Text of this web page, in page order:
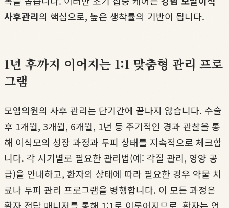
사후관리의 핵심으로, 높은 생착률의 기반이 됩니다.
1년 후까지 이어지는 1:1 맞춤형 관리 프로
그램
모엠의원의 사후 관리는 단기간에 끝나지 않습니다. 수술
후 1개월, 3개월, 6개월, 1년 등 주기적인 경과 관찰을 통
해 이식모의 성장 과정과 두피 상태를 지속적으로 체크합
니다. 각 시기별로 필요한 관리법(예: 각질 관리, 영양 공
급)을 안내하고, 환자의 상태에 따라 필요한 경우 약물 치
료나 두피 관리 프로그램을 병행합니다. 이 모든 과정은